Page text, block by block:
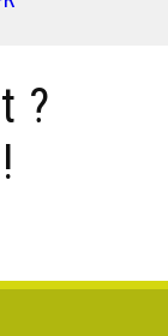
Sant Erwan ?
2023 ?
skol 2023 ?
?